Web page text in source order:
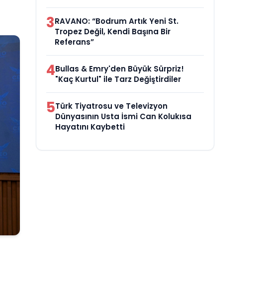
3RAVANO: “Bodrum Artık Yeni St.
Tropez Değil, Kendi Başına Bir
Referans”
4Bullas & Emry'den Büyük Sürpriz!
"Kaç Kurtul" ile Tarz Değiştirdiler
5Türk Tiyatrosu ve Televizyon
Dünyasının Usta İsmi Can Kolukısa
Hayatını Kaybetti